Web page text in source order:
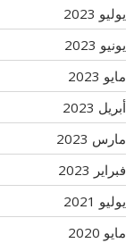
يوليو 2023
يونيو 2023
مايو 2023
أبريل 2023
مارس 2023
فبراير 2023
يوليو 2021
مايو 2020